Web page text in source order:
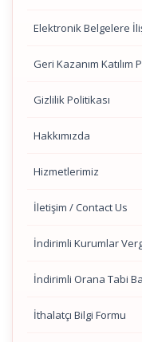
Elektronik Belgelere
Geri Kazanım Katılım
Gizlilik Politikası
Hakkımızda
Hizmetlerimiz
İletişim / Contact Us
İndirimli Kurumlar
İndirimli Orana Tabi
İthalatçı Bilgi Formu